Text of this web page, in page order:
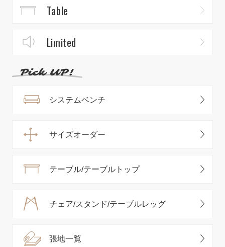
Table
Limited
システムベンチ
サイズオーダー
テーブル/テーブルトップ
チェア/スタンド/テーブルレッグ
張地一覧